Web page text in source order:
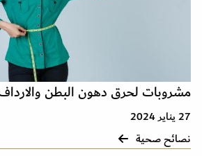
مشروبات لحرق دهون البطن
27 يناير 2024
نصائح صحية